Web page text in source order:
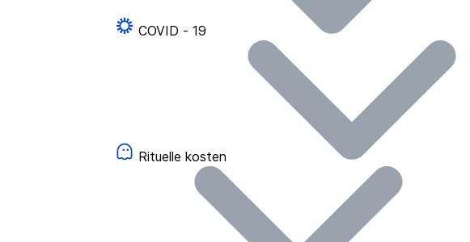
COVID - 19
Rituelle kosten